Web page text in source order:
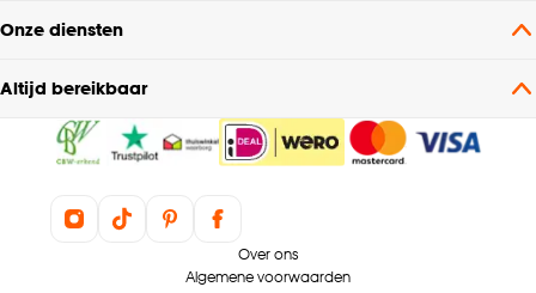
Voltage 40 V
Onze diensten
Altijd bereikbaar
Over ons
Algemene voorwaarden